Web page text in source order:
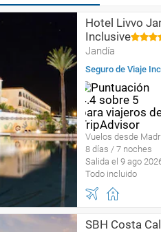
Hotel Livvo
Inclusive
Jandía
Seguro de Viaje
Vuelos desde
8 días / 7 noches
Salida el 9 ago
Todo incluido
SBH Costa